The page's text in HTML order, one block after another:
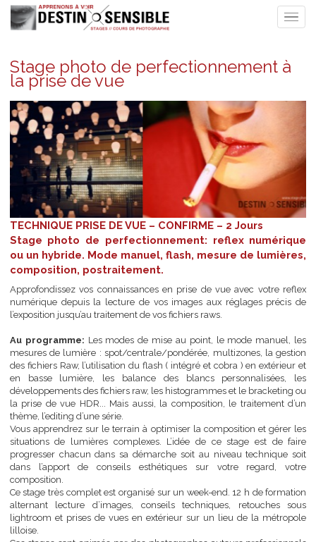
Stage photo de perfectionnement à
la prise de vue
TECHNIQUE PRISE DE VUE – CONFIRME – 2 Jours
Stage photo de perfectionnement: reflex
ou un hybride. Mode manuel, flash, mesure de
composition, postraitement.
Approfondissez vos connaissances en prise de vue avec votre
l’exposition jusqu’au traitement de vos fichiers raws.
Au programme:Les modes de mise au point, le mode
mesures de lumière : spot/centrale/pondérée, multizones, la
des fichiers Raw, l’utilisation du flash ( intégré et cobra ) en
en basse lumière, les balance des blancs
développements des fichiers raw, les histogrammes et le
la prise de vue HDR... Mais aussi, la composition, le traitement
thème, l’editing d’une série.
Vous apprendrez sur le terrain à optimiser la composition et
situations de lumières complexes. L’idée de ce stage est de
progresser chacun dans sa démarche soit au niveau technique
dans l’apport de conseils esthétiques sur votre regard,
composition.
Ce stage très complet est organisé sur un week-end. 12 h de